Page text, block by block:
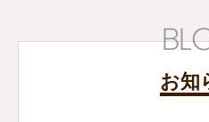
お知